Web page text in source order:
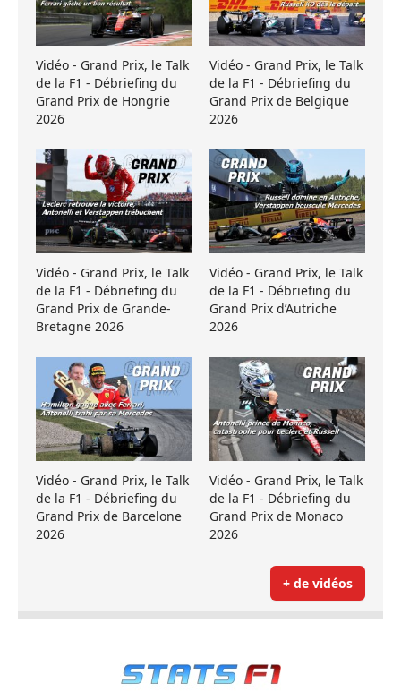
Vidéo - Grand Prix, le Talk
de la F1 - Débriefing du
Grand Prix de Hongrie
2026
Vidéo - Grand Prix, le Talk
de la F1 - Débriefing du
Grand Prix de Belgique
2026
Vidéo - Grand Prix, le Talk
de la F1 - Débriefing du
Grand Prix de Grande-
Bretagne 2026
Vidéo - Grand Prix, le Talk
de la F1 - Débriefing du
Grand Prix d’Autriche
2026
Vidéo - Grand Prix, le Talk
de la F1 - Débriefing du
Grand Prix de Barcelone
2026
Vidéo - Grand Prix, le Talk
de la F1 - Débriefing du
Grand Prix de Monaco
2026
+ de vidéos